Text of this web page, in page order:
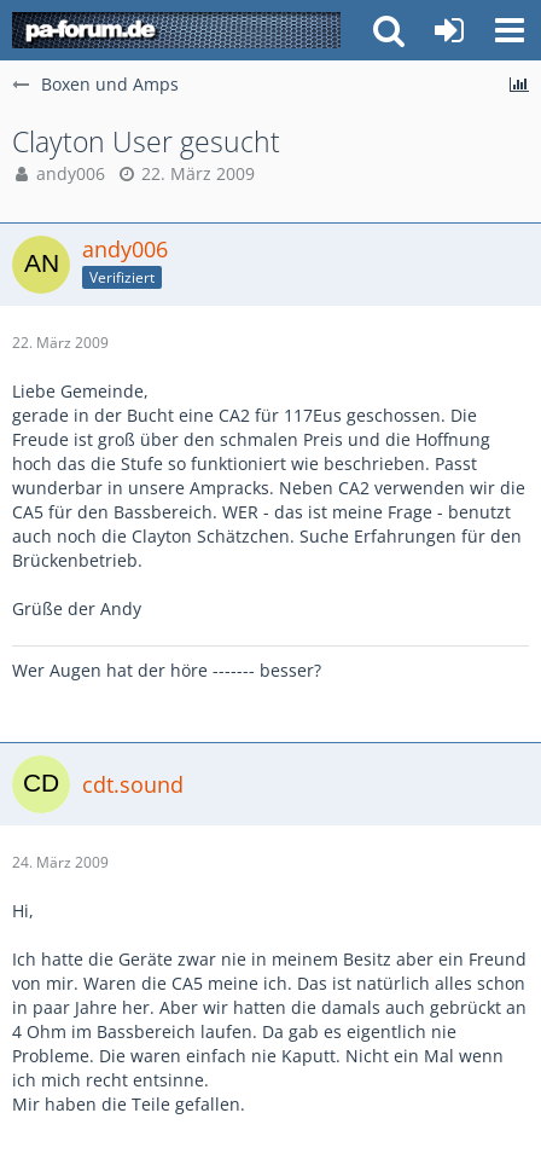
Boxen und Amps
Clayton User gesucht
andy006 22. März 2009
andy006
Verifiziert
22. März 2009
Liebe Gemeinde,
gerade in der Bucht eine CA2 für 117Eus geschossen. Die
Freude ist groß über den schmalen Preis und die Hoffnung
hoch das die Stufe so funktioniert wie beschrieben. Passt
wunderbar in unsere Ampracks. Neben CA2 verwenden wir die
CA5 für den Bassbereich. WER - das ist meine Frage - benutzt
auch noch die Clayton Schätzchen. Suche Erfahrungen für den
Brückenbetrieb.
Grüße der Andy
Wer Augen hat der höre ------- besser?
cdt.sound
24. März 2009
Hi,
Ich hatte die Geräte zwar nie in meinem Besitz aber ein Freund
von mir. Waren die CA5 meine ich. Das ist natürlich alles schon
in paar Jahre her. Aber wir hatten die damals auch gebrückt an
4 Ohm im Bassbereich laufen. Da gab es eigentlich nie
Probleme. Die waren einfach nie Kaputt. Nicht ein Mal wenn
ich mich recht entsinne.
Mir haben die Teile gefallen.